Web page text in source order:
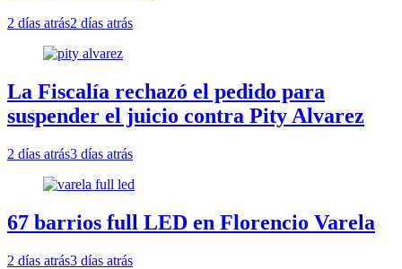
2 días atrás2 días atrás
La Fiscalía rechazó el pedido para
suspender el juicio contra Pity Alvarez
2 días atrás3 días atrás
67 barrios full LED en Florencio Varela
2 días atrás3 días atrás